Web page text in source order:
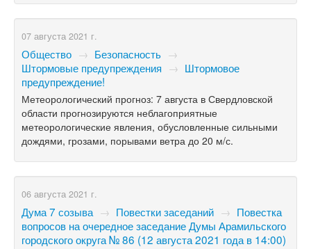
07 августа 2021 г.
Общество → Безопасность →
Штормовые предупреждения → Штормовое
предупреждение!
Метеорологический прогноз: 7 августа в Свердловской
области прогнозируются неблагоприятные
метеорологические явления, обусловленные сильными
дождями, грозами, порывами ветра до 20 м/с.
06 августа 2021 г.
Дума 7 созыва → Повестки заседаний → Повестка
вопросов на очередное заседание Думы Арамильского
городского округа № 86 (12 августа 2021 года в 14:00)